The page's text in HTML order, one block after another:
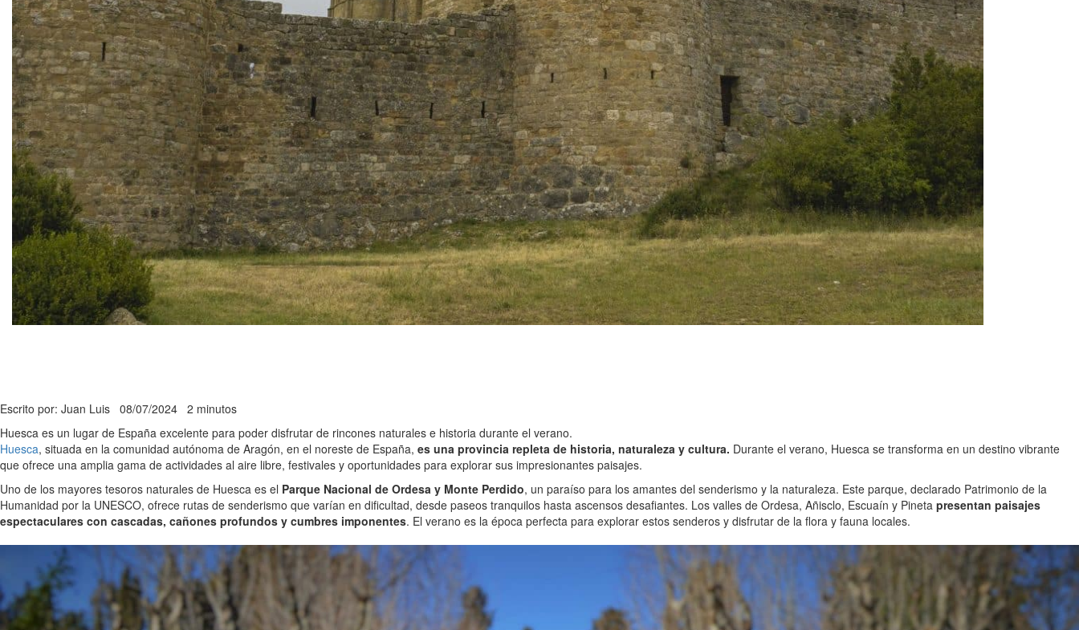
Escrito por: Juan Luis 08/07/2024 2 minutos
Huesca es un lugar de España excelente para poder disfrutar de rincones naturales e historia durante el verano.
Huesca, situada en la comunidad autónoma de Aragón, en el noreste de España, es una provincia repleta de historia, naturaleza y cultura. Durante el verano, Huesca se transforma en un destino vibrante
que ofrece una amplia gama de actividades al aire libre, festivales y oportunidades para explorar sus impresionantes paisajes.
Uno de los mayores tesoros naturales de Huesca es el Parque Nacional de Ordesa y Monte Perdido, un paraíso para los amantes del senderismo y la naturaleza. Este parque, declarado Patrimonio de la
Humanidad por la UNESCO, ofrece rutas de senderismo que varían en dificultad, desde paseos tranquilos hasta ascensos desafiantes. Los valles de Ordesa, Añisclo, Escuaín y Pineta presentan paisajes
espectaculares con cascadas, cañones profundos y cumbres imponentes. El verano es la época perfecta para explorar estos senderos y disfrutar de la flora y fauna locales.